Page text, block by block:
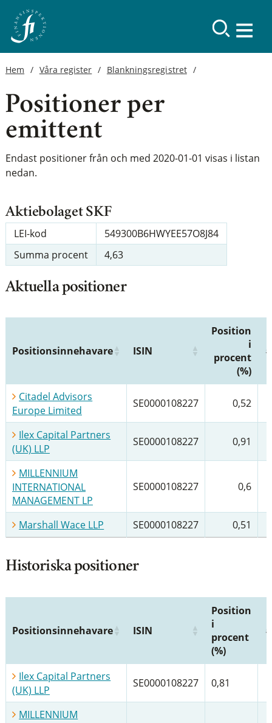
Hem Våra register Blankningsregistret
Positioner per
emittent
Endast positioner från och med 2020-01-01 visas i listan
nedan.
Aktiebolaget SKF
LEI-kod
549300B6HWYEE57O8J84
Summa procent
4,63
Aktuella positioner
Positionsinnehavare ISIN
Position
i
procent
(%)
Citadel Advisors
Europe Limited
SE0000108227 0,52
Ilex Capital Partners
(UK) LLP
SE0000108227 0,91
MILLENNIUM
INTERNATIONAL
MANAGEMENT LP
SE0000108227 0,6
Marshall Wace LLP SE0000108227 0,51
Historiska positioner
Positionsinnehavare ISIN
Position
i
procent
(%)
Ilex Capital Partners
(UK) LLP
SE0000108227 0,81
MILLENNIUM